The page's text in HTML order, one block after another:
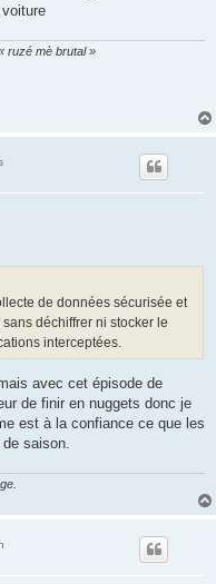
ruzé mè brutal »
de données sécurisée et
déchiffrer ni stocker le
interceptées.
avec cet épisode de
de finir en nuggets donc je
est à la confiance ce que les
saison.